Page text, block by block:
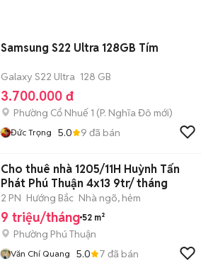
Samsung S22 Ultra 128GB Tím
Galaxy S22 Ultra 128 GB
3.700.000 đ
Phường Cổ Nhuế 1 (P. Nghĩa Đô mới)
Đức Trọng 5.0 9 đã bán
Cho thuê nhà 1205/11H Huỳnh Tấn
Phát Phú Thuận 4x13 9tr/ tháng
2 PN Hướng Bắc Nhà ngõ, hẻm
9 triệu/tháng 52 m²
Phường Phú Thuận
Văn Chí Quang 5.0 7 đã bán